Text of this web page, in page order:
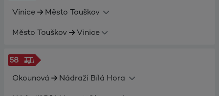
Vinice
Město Touškov
Město Touškov
Vinice
58
Okounová
Nádraží Bílá Hora